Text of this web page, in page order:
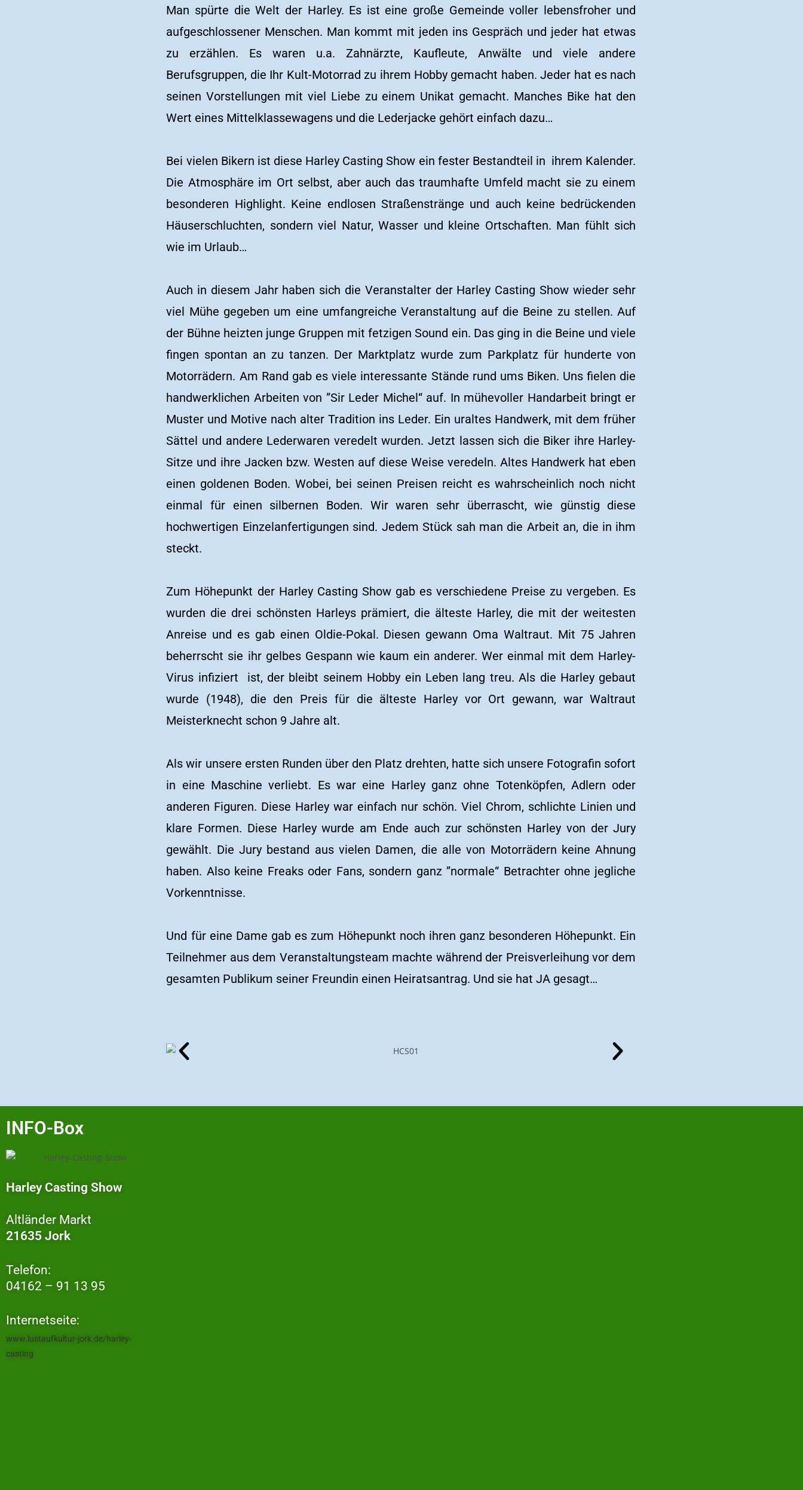
Man spürte die Welt der Harley. Es ist eine große Gemeinde voller lebensfroher und
aufgeschlossener Menschen. Man kommt mit jeden ins Gespräch und jeder hat etwas
zu erzählen. Es waren u.a. Zahnärzte, Kaufleute, Anwälte und viele andere
Berufsgruppen, die Ihr Kult-Motorrad zu ihrem Hobby gemacht haben. Jeder hat es nach
seinen Vorstellungen mit viel Liebe zu einem Unikat gemacht. Manches Bike hat den
Wert eines Mittelklassewagens und die Lederjacke gehört einfach dazu…
Bei vielen Bikern ist diese Harley Casting Show ein fester Bestandteil in ihrem Kalender.
Die Atmosphäre im Ort selbst, aber auch das traumhafte Umfeld macht sie zu einem
besonderen Highlight. Keine endlosen Straßenstränge und auch keine bedrückenden
Häuserschluchten, sondern viel Natur, Wasser und kleine Ortschaften. Man fühlt sich
wie im Urlaub…
Auch in diesem Jahr haben sich die Veranstalter der Harley Casting Show wieder sehr
viel Mühe gegeben um eine umfangreiche Veranstaltung auf die Beine zu stellen. Auf
der Bühne heizten junge Gruppen mit fetzigen Sound ein. Das ging in die Beine und viele
fingen spontan an zu tanzen. Der Marktplatz wurde zum Parkplatz für hunderte von
Motorrädern. Am Rand gab es viele interessante Stände rund ums Biken. Uns fielen die
handwerklichen Arbeiten von ”Sir Leder Michel“ auf. In mühevoller Handarbeit bringt er
Muster und Motive nach alter Tradition ins Leder. Ein uraltes Handwerk, mit dem früher
Sättel und andere Lederwaren veredelt wurden. Jetzt lassen sich die Biker ihre Harley-
Sitze und ihre Jacken bzw. Westen auf diese Weise veredeln. Altes Handwerk hat eben
einen goldenen Boden. Wobei, bei seinen Preisen reicht es wahrscheinlich noch nicht
einmal für einen silbernen Boden. Wir waren sehr überrascht, wie günstig diese
hochwertigen Einzelanfertigungen sind. Jedem Stück sah man die Arbeit an, die in ihm
steckt.
Zum Höhepunkt der Harley Casting Show gab es verschiedene Preise zu vergeben. Es
wurden die drei schönsten Harleys prämiert, die älteste Harley, die mit der weitesten
Anreise und es gab einen Oldie-Pokal. Diesen gewann Oma Waltraut. Mit 75 Jahren
beherrscht sie ihr gelbes Gespann wie kaum ein anderer. Wer einmal mit dem Harley-
Virus infiziert ist, der bleibt seinem Hobby ein Leben lang treu. Als die Harley gebaut
wurde (1948), die den Preis für die älteste Harley vor Ort gewann, war Waltraut
Meisterknecht schon 9 Jahre alt.
Als wir unsere ersten Runden über den Platz drehten, hatte sich unsere Fotografin sofort
in eine Maschine verliebt. Es war eine Harley ganz ohne Totenköpfen, Adlern oder
anderen Figuren. Diese Harley war einfach nur schön. Viel Chrom, schlichte Linien und
klare Formen. Diese Harley wurde am Ende auch zur schönsten Harley von der Jury
gewählt. Die Jury bestand aus vielen Damen, die alle von Motorrädern keine Ahnung
haben. Also keine Freaks oder Fans, sondern ganz ”normale“ Betrachter ohne jegliche
Vorkenntnisse.
Und für eine Dame gab es zum Höhepunkt noch ihren ganz besonderen Höhepunkt. Ein
Teilnehmer aus dem Veranstaltungsteam machte während der Preisverleihung vor dem
gesamten Publikum seiner Freundin einen Heiratsantrag. Und sie hat JA gesagt…
INFO-Box
Harley Casting Show
Altländer Markt
21635 Jork
Telefon:
04162 – 91 13 95
Internetseite:
www.lustaufkultur-jork.de/harley-
casting